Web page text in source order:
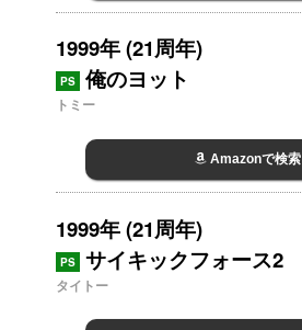
1999年 (21周年)
PS 俺のヨット
トミー
Amazonで検索
1999年 (21周年)
PS サイキックフォース2
タイトー